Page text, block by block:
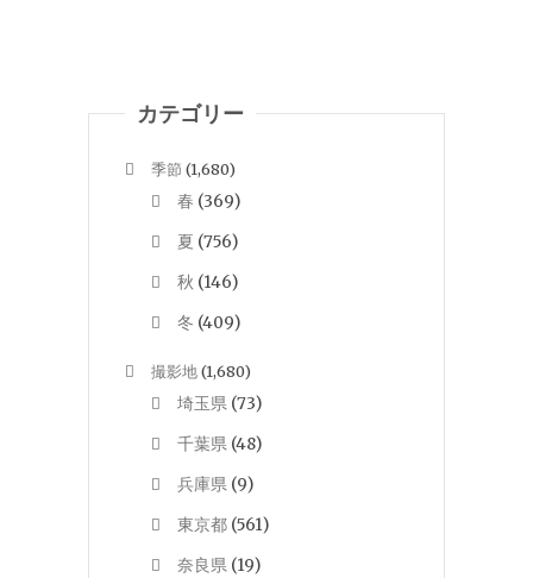
カテゴリー
季節 (1,680)
春 (369)
夏 (756)
秋 (146)
冬 (409)
撮影地(1,680)
埼玉県 (73)
千葉県 (48)
兵庫県 (9)
東京都 (561)
奈良県 (19)